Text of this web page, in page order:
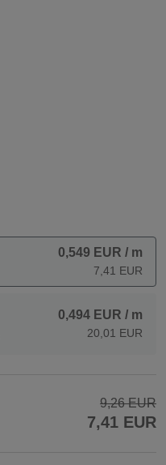
0,549 EUR / m
7,41 EUR
0,494 EUR / m
20,01 EUR
9,26 EUR
7,41 EUR